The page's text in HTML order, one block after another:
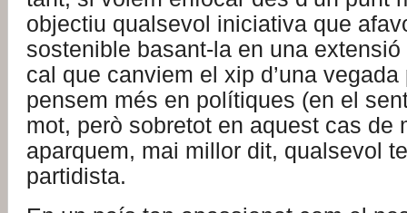
objectiu qualsevol iniciativa que
sostenible basant-la en una extensió
cal que canviem el xip d’una vegada
pensem més en polítiques (en el
mot, però sobretot en aquest cas de
aparquem, mai millor dit, qualsevol
partidista.